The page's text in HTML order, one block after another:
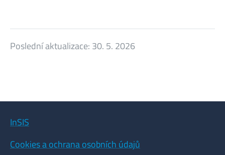
Poslední aktualizace: 30. 5. 2026
InSIS
Cookies a ochrana osobních údajů